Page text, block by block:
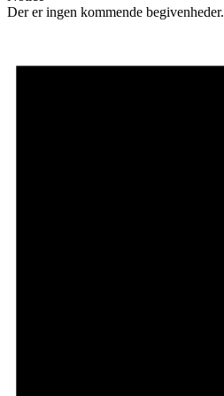
Der er ingen kommende begivenheder.